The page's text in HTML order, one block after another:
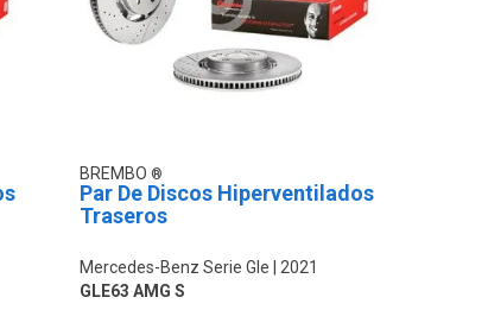
BREMBO
Par De Discos Hiperventilados
Traseros
Mercedes-Benz Serie Gle
2021
GLE63 AMG S